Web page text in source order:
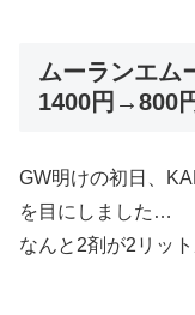
ムーランエム
1400円→800
GW明けの初日、
を目にしました…
なんと2剤が2リッ